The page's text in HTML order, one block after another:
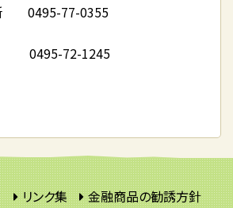
0495-77-0355
72-1245
リンク集
金融商品の勧誘方針